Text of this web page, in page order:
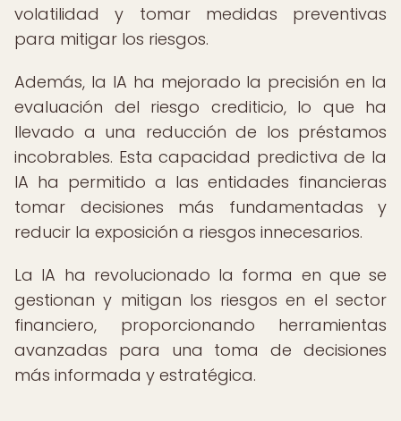
volatilidad y tomar medidas preventivas
para mitigar los riesgos.
Además, la IA ha mejorado la precisión en la
evaluación del riesgo crediticio, lo que ha
llevado a una reducción de los préstamos
incobrables. Esta capacidad predictiva de la
IA ha permitido a las entidades financieras
tomar decisiones más fundamentadas y
reducir la exposición a riesgos innecesarios.
La IA ha revolucionado la forma en que se
gestionan y mitigan los riesgos en el sector
financiero, proporcionando herramientas
avanzadas para una toma de decisiones
más informada y estratégica.